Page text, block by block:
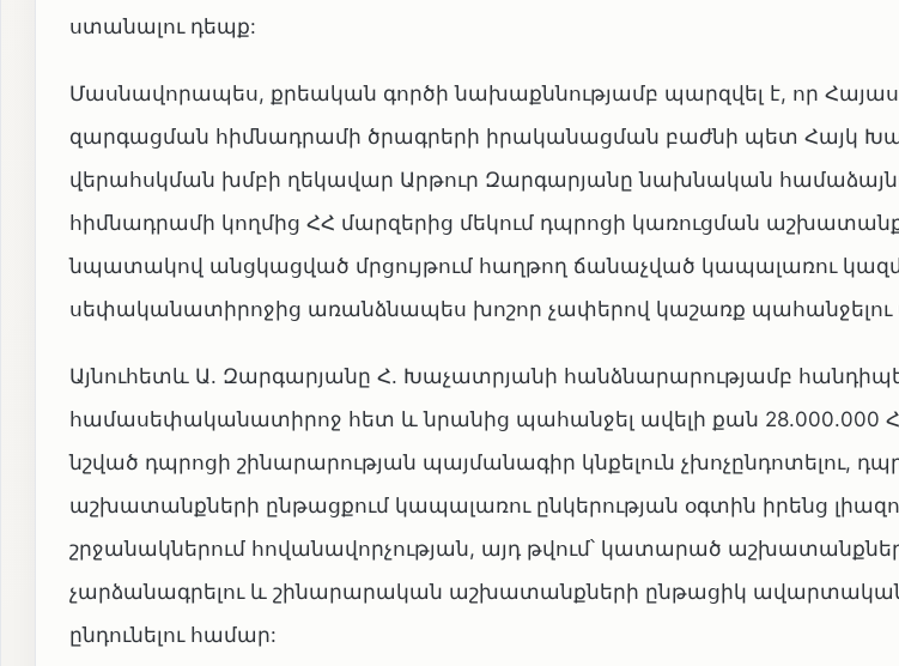
ստանալու դեպք:
Մասնավորապես, քրեական գործի նախաքննությամբ պարզվել է, որ
զարգացման հիմնադրամի ծրագրերի իրականացման բաժնի պետ Հայկ
վերահսկման խմբի ղեկավար Արթուր Զարգարյանը նախնական
հիմնադրամի կողմից ՀՀ մարզերից մեկում դպրոցի կառուցման
նպատակով անցկացված մրցույթում հաղթող ճանաչված կապալառու
սեփականատիրոջից առանձնապես խոշոր չափերով կաշառք պահանջելու
Այնուհետև Ա. Զարգարյանը Հ. Խաչատրյանի հանձնարարությամբ
համասեփականատիրոջ հետ և նրանից պահանջել ավելի քան 28.000.000
նշված դպրոցի շինարարության պայմանագիր կնքելուն չխոչընդոտելու,
աշխատանքների ընթացքում կապալառու ընկերության օգտին իրենց
շրջանակներում հովանավորչության, այդ թվում՝ կատարած
չարձանագրելու և շինարարական աշխատանքների ընթացիկ
ընդունելու համար: